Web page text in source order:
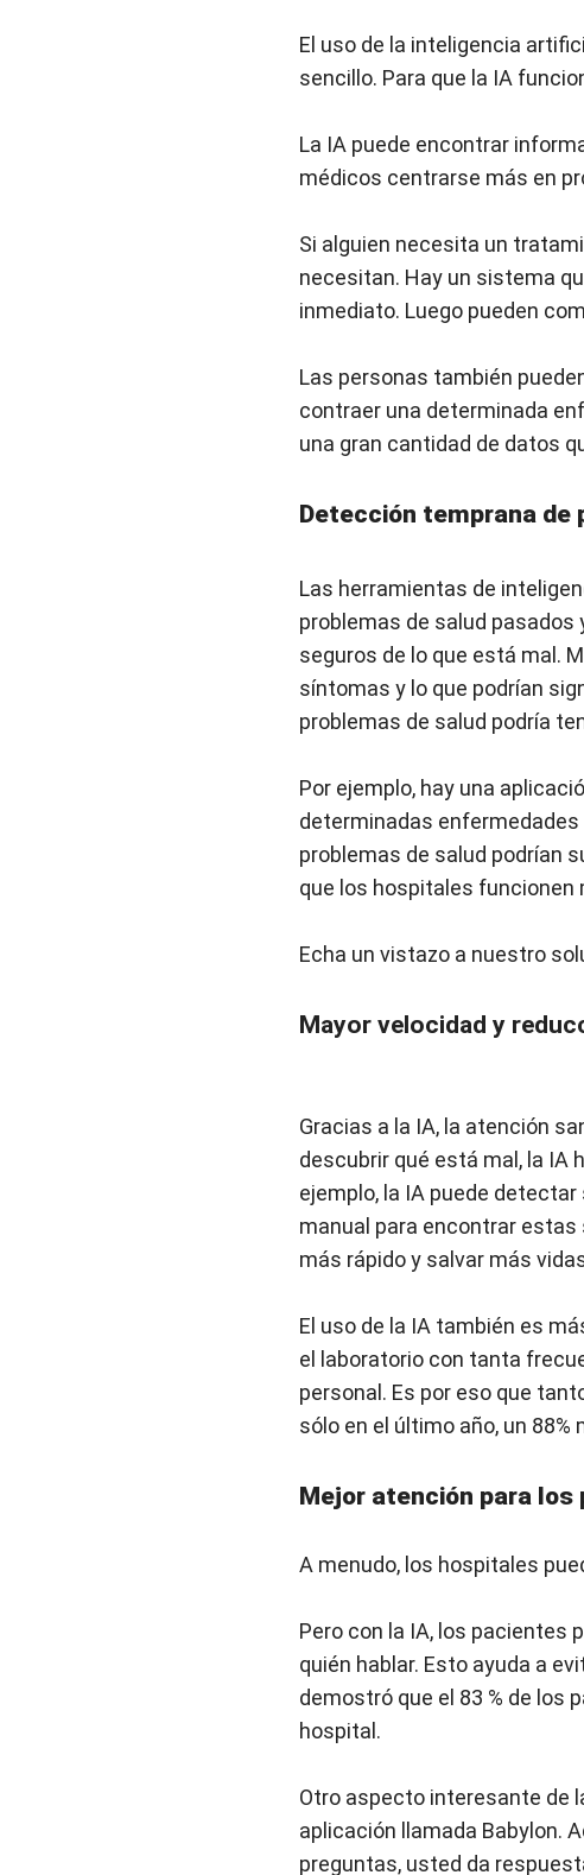
El uso de la inteligencia
sencillo. Para que la IA
La IA puede encontrar
médicos centrarse más en
Si alguien necesita un
necesitan. Hay un sistema
inmediato. Luego pueden
Las personas también
contraer una determinada
una gran cantidad de datos
Detección temprana de
Las herramientas de
problemas de salud
seguros de lo que está mal.
síntomas y lo que podrían
problemas de salud podría
Por ejemplo, hay una
determinadas
problemas de salud podrían
que los hospitales funcionen
Echa un vistazo a nuestro
Mayor velocidad y
Gracias a la IA, la atención
descubrir qué está mal, la IA
ejemplo, la IA puede
manual para encontrar
más rápido y salvar más
El uso de la IA también es
el laboratorio con tanta
personal. Es por eso que
sólo en el último año, un
Mejor atención para los
A menudo, los hospitales
Pero con la IA, los pacientes
quién hablar. Esto ayuda a
demostró que el 83 % de los
hospital.
Otro aspecto interesante de
aplicación llamada Babylon.
preguntas, usted da